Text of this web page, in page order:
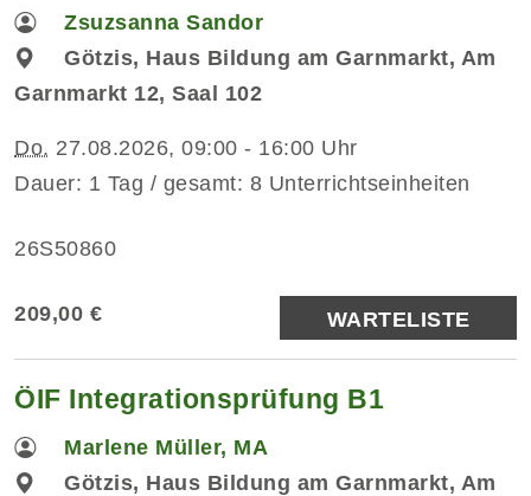
Zsuzsanna Sandor
Götzis, Haus Bildung am Garnmarkt, Am
Garnmarkt 12, Saal 102
Do. 27.08.2026, 09:00 - 16:00 Uhr
Dauer: 1 Tag / gesamt: 8 Unterrichtseinheiten
26S50860
209,00 € WARTELISTE
ÖIF Integrationsprüfung B1
Marlene Müller, MA
Götzis, Haus Bildung am Garnmarkt, Am